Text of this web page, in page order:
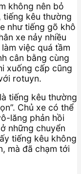
không nên bỏ
tiếng kêu thường
như tiếng gõ khô
xe nảy nhiều
việc quá tầm
cân bằng cùng
xuống cấp cũng
rotuyn.
tiếng kêu thường
Chủ xe có thể
lăng phản hồi
những chuyển
tiếng kêu không
mà đã chạm tới